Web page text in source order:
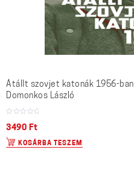
Átállt szovjet katonák 1956-ban
Domonkos László
3490 Ft
KOSÁRBA TESZEM